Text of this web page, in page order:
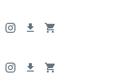
ポレート コーポレート
せる 明るい
ポレート コーポレート
エネルギッシュ